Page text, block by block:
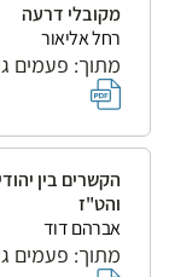
מקובלי דרעה
רחל אליאור
מתוך: פעמים
הקשרים בין
והט"ז
אברהם דוד
מתוך: פעמים